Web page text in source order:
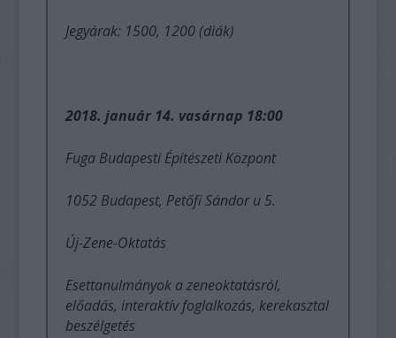
Jegyárak: 1500, 1200 (diák)
2018. január 14. vasárnap 18:00
Fuga Budapesti Építészeti Központ
1052 Budapest, Petőfi Sándor u 5.
Új-Zene-Oktatás
Esettanulmányok a zeneoktatásról,
előadás, interaktív foglalkozás, kerekasztal
beszélgetés